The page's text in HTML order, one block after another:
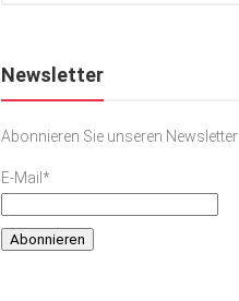
Newsletter
Abonnieren Sie unseren Newsletter
E-Mail*